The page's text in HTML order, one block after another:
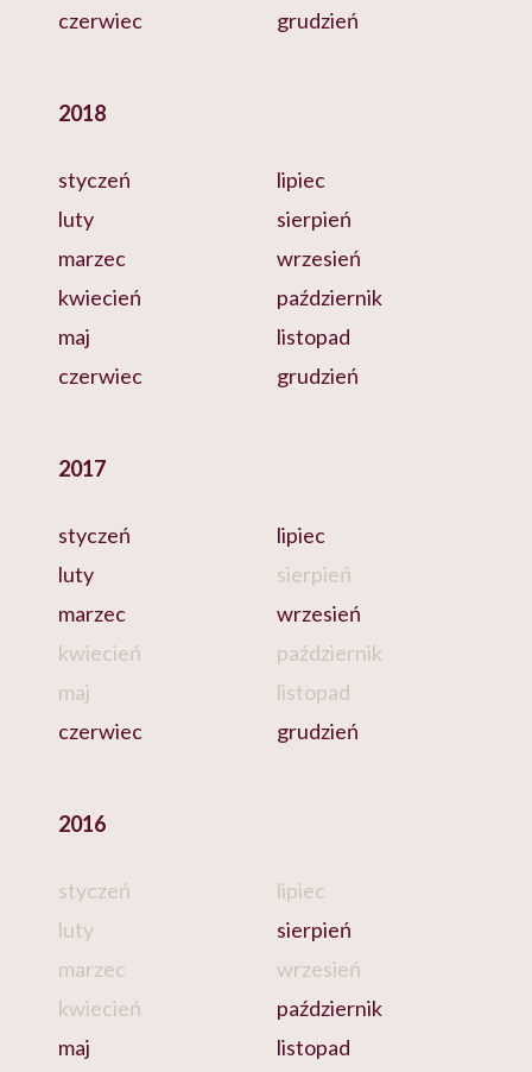
czerwiec grudzień
2018
styczeń
luty
marzec
kwiecień
maj
czerwiec
lipiec
sierpień
wrzesień
październik
listopad
grudzień
2017
styczeń
luty
marzec
kwiecień
maj
czerwiec
lipiec
sierpień
wrzesień
październik
listopad
grudzień
2016
styczeń
luty
marzec
kwiecień
maj
lipiec
sierpień
wrzesień
październik
listopad